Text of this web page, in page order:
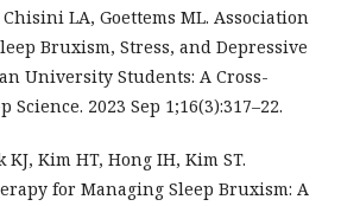
LA, Goettems ML. Association
Bruxism, Stress, and Depressive
University Students: A Cross-
Science. 2023 Sep 1;16(3):317–22.
KJ, Kim HT, Hong IH, Kim ST.
for Managing Sleep Bruxism: A